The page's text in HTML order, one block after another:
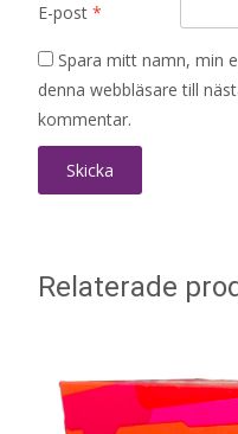
E-post *
Spara mitt namn, min
denna webbläsare till
kommentar.
Relaterade